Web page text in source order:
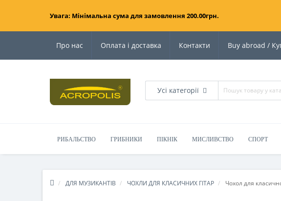
Увага: Мінімальна сума для замовлення 200.00грн.
Про нас Оплата і доставка Контакти Buy abroad /
Усі категорії
РИБАЛЬСТВО ГРИБНИКИ ПІКНІК МИСЛИВСТВО СПОРТ
ДЛЯ МУЗИКАНТІВ ЧОХЛИ ДЛЯ КЛАСИЧНИХ ГІТАР Чохол для